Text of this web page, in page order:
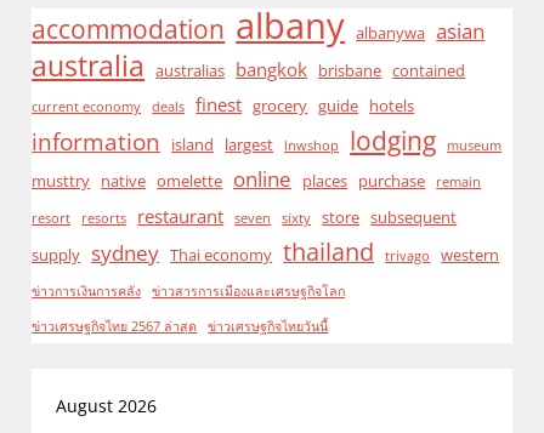
accommodation albany albanywa asian
australia australias bangkok brisbane contained
current economy deals finest grocery guide hotels
information island largest lnwshop lodging museum
musttry native omelette online places purchase remain
resort resorts restaurant seven sixty store subsequent
supply sydney Thai economy thailand trivago western
ข่าวการเงินการคลัง ข่าวสารการเมืองและเศรษฐกิจโลก
ข่าวเศรษฐกิจไทย 2567 ล่าสุด ข่าวเศรษฐกิจไทยวันนี้
August 2026